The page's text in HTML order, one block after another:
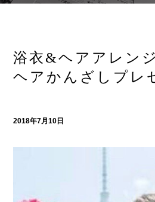
浴衣&ヘアアレン
ヘアかんざしプレ
2018年7月10日